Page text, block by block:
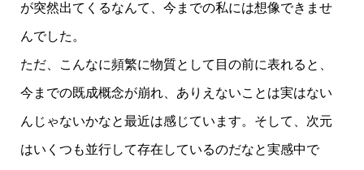
が突然出てくるなんて、今までの私には想像できませ
んでした。
ただ、こんなに頻繁に物質として目の前に表れると、
今までの既成概念が崩れ、ありえないことは実はない
んじゃないかなと最近は感じています。そして、次元
はいくつも並行して存在しているのだなと実感中で